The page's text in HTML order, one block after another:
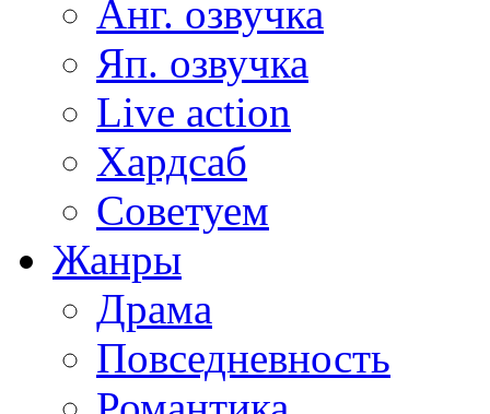
Анг. озвучка
Яп. озвучка
Live action
Хардсаб
Советуем
Жанры
Драма
Повседневность